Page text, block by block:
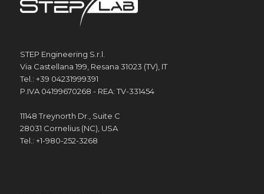
STEP Engineering S.r.l.
Via Castellana 199, Resana 31023 (TV), IT
Tel.: +39 04231999391
P.IVA 04199670268 - REA: TV-331454
11148 Treynorth Dr., Suite C
28031 Cornelius (NC), USA
Tel.: +1-980-252-3268